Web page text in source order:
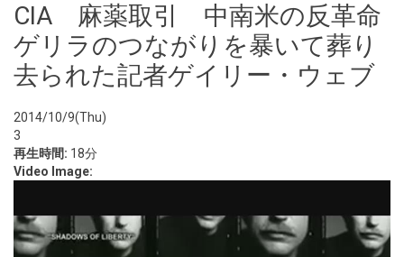
CIA 麻薬取引 中南米の反革命
ゲリラのつながりを暴いて葬り
去られた記者ゲイリー・ウェブ
2014/10/9(Thu)
3
再生時間: 18分
Video Image: